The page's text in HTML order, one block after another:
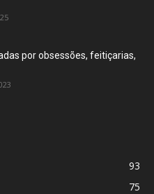
por obsessões, feitiçarias,
93
75